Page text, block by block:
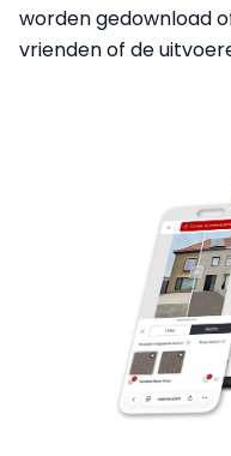
worden gedownload
vrienden of de